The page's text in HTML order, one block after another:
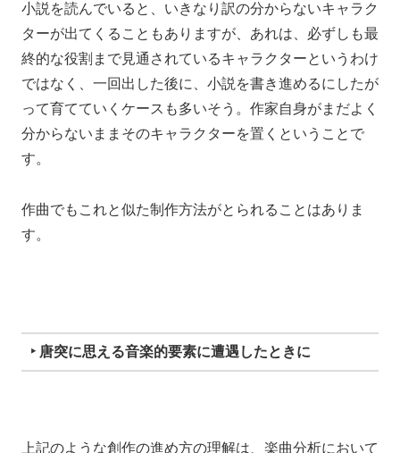
小説を読んでいると、いきなり訳の分からないキャラク
ターが出てくることもありますが、 あれは、必ずしも最
終的な役割まで見通されているキャラクターというわけ
ではなく、 一回出した後に、 小説を書き進めるにしたが
って育てていくケースも多いそう。 作家自身がまだよく
分からないままそのキャラクターを置くということで
す。
作曲でもこれと似た制作方法がとられることはありま
す。
‣ 唐突に思える音楽的要素に遭遇したときに
上記のような創作の進め方の理解は、楽曲分析において